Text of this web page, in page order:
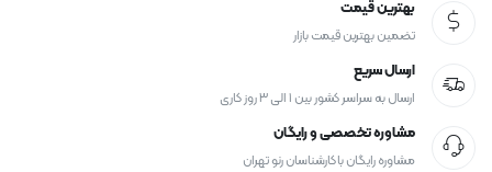
بهترین قیمت
تضمین بهترین قیمت بازار
ارسال سریع
ارسال به سراسر کشور بین ۱ الی ۳ روز کاری
مشاوره تخصصی و رایگان
مشاوره رایگان با کارشناسان رنو تهران